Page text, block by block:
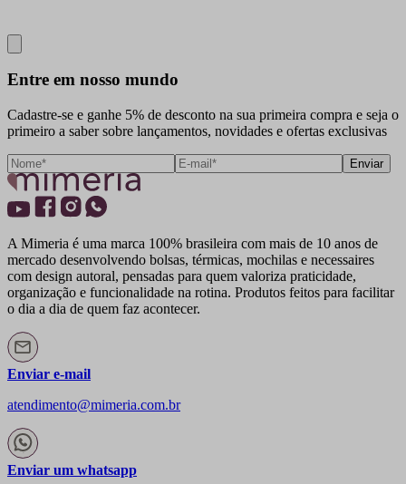
Entre em nosso mundo
Cadastre-se e ganhe 5% de desconto na sua primeira compra e seja o
primeiro a saber sobre lançamentos, novidades e ofertas exclusivas
Enviar
A Mimeria é uma marca 100% brasileira com mais de 10 anos de
mercado desenvolvendo bolsas, térmicas, mochilas e necessaires
com design autoral, pensadas para quem valoriza praticidade,
organização e funcionalidade na rotina. Produtos feitos para facilitar
o dia a dia de quem faz acontecer.
Enviar e-mail
atendimento@mimeria.com.br
Enviar um whatsapp